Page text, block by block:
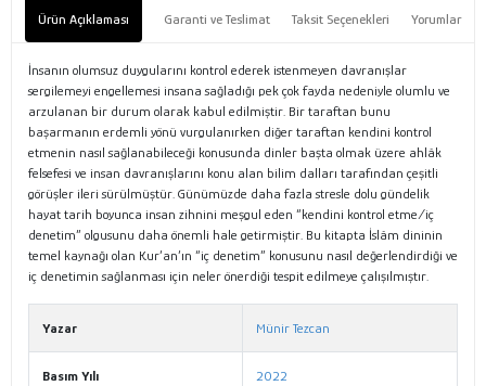
Ürün Açıklaması Garanti ve Teslimat Taksit Seçenekleri Yorumlar
İnsanın olumsuz duygularını kontrol ederek istenmeyen davranışlar
sergilemeyi engellemesi insana sağladığı pek çok fayda nedeniyle olumlu ve
arzulanan bir durum olarak kabul edilmiştir. Bir taraftan bunu
başarmanın erdemli yönü vurgulanırken diğer taraftan kendini kontrol
etmenin nasıl sağlanabileceği konusunda dinler başta olmak üzere ahlâk
felsefesi ve insan davranışlarını konu alan bilim dalları tarafından çeşitli
görüşler ileri sürülmüştür. Günümüzde daha fazla stresle dolu gündelik
hayat tarih boyunca insan zihnini meşgul eden “kendini kontrol etme/iç
denetim” olgusunu daha önemli hale getirmiştir. Bu kitapta İslâm dininin
temel kaynağı olan Kur’an’ın “iç denetim” konusunu nasıl değerlendirdiği ve
iç denetimin sağlanması için neler önerdiği tespit edilmeye çalışılmıştır.
Yazar Münir Tezcan
Basım Yılı 2022